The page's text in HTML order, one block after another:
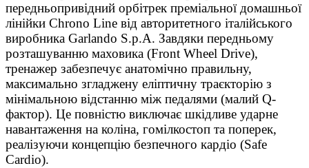
передньопривідний орбітрек преміальної домашньої
лінійки Chrono Line від авторитетного італійського
виробника Garlando S.p.A. Завдяки передньому
розташуванню маховика (Front Wheel Drive),
тренажер забезпечує анатомічно правильну,
максимально згладжену еліптичну траєкторію з
мінімальною відстанню між педалями (малий Q-
фактор). Це повністю виключає шкідливе ударне
навантаження на коліна, гомілкостоп та поперек,
реалізуючи концепцію безпечного кардіо (Safe
Cardio).